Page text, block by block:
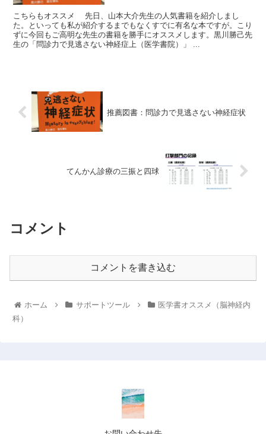
こちらもオススメ 先日、山本大介先生の人気書籍を紹介しまし
た。といっても私が紹介するまでもなくすでに有名な本ですが。こり
ずに今回もご高明な先生の書籍を勝手にオススメします。黒川勝己先
生の「問診力で見逃さない神経症上（医学書院）」 ...
推薦図書：問診力で見逃さない神経症状
てんかん診療の三振と四球
コメント
コメントを書き込む
ホーム サポートツール
医学書オススメ（脳神経内
科）